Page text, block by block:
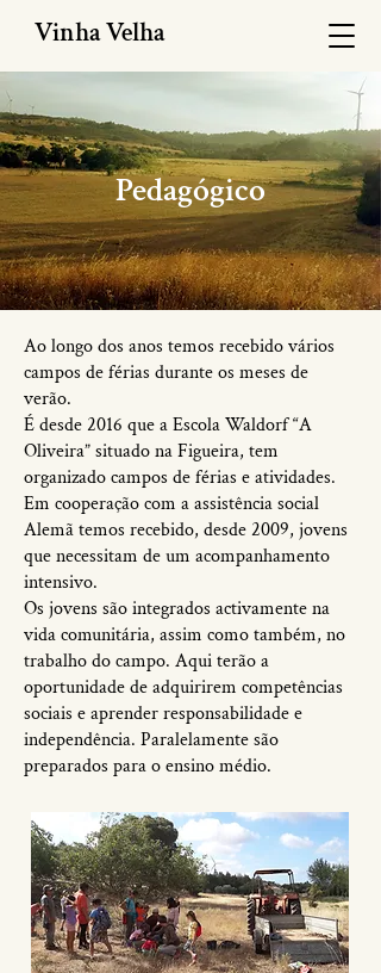
Vinha Velha
Pedagógico
Ao longo dos anos temos recebido vários
campos de férias durante os meses de
verão.
É desde 2016 que a Escola Waldorf “A
Oliveira” situado na Figueira, tem
organizado campos de férias e atividades.
Em cooperação com a assistência social
Alemã temos recebido, desde 2009, jovens
que necessitam de um acompanhamento
intensivo.
Os jovens são integrados activamente na
vida comunitária, assim como também, no
trabalho do campo. Aqui terão a
oportunidade de adquirirem competências
sociais e aprender responsabilidade e
independência. Paralelamente são
preparados para o ensino médio.